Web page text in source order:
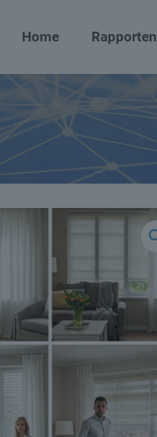
Home Rapporten